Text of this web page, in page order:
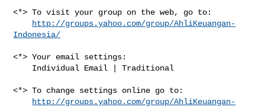
<*> To visit your group on the web, go to:
http://groups.yahoo.com/group/AhliKeuangan-
Indonesia/
<*> Your email settings:
<*> To change settings online go to:
http://groups.yahoo.com/group/AhliKeuangan-